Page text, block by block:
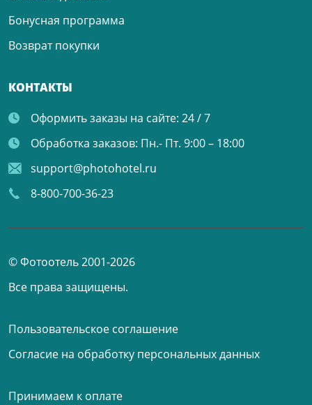
Бонусная программа
Возврат покупки
КОНТАКТЫ
Оформить заказы на сайте: 24 / 7
Обработка заказов: Пн.- Пт. 9:00 – 18:00
support@photohotel.ru
8-800-700-36-23
© Фотоотель 2001-2026
Все права защищены.
Пользовательское соглашение
Согласие на обработку персональных данных
Принимаем к оплате